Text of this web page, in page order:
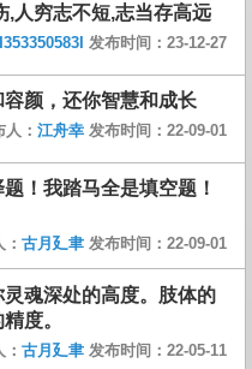
,人穷志不短,志当存高远
发布时间：23-12-27
颜，还你智慧和成长
人： 江舟幸 发布时间：22-09-01
！我踏马全是填空题！
古月廴聿 发布时间：22-09-01
魂深处的高度。肢体的
度。
古月廴聿 发布时间：22-05-11